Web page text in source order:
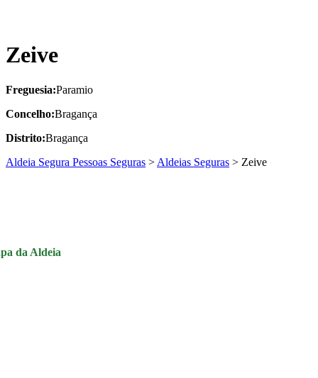
Zeive
Freguesia:Paramio
Concelho:Bragança
Distrito:Bragança
Aldeia Segura Pessoas Seguras > Aldeias Seguras > Zeive
da Aldeia